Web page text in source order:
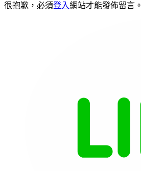
很抱歉，必須登入網站才能發佈留言。